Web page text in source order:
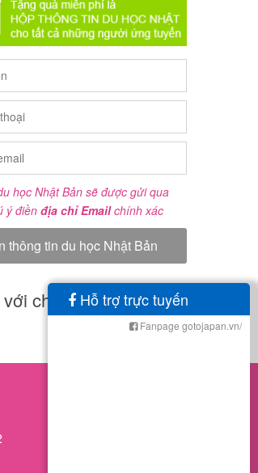
học Nhật Bản sẽ được gửi qua
ý điềnđịa chỉ Emailchính xác
chúng tôiHỗ trợ trực tuyến
Fanpage gotojapan.vn/